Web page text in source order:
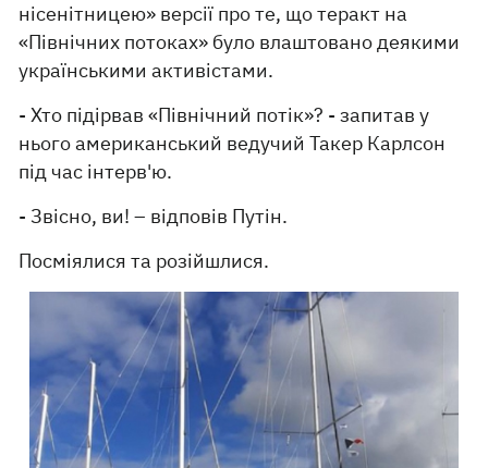
нісенітницею» версії про те, що теракт на
«Північних потоках» було влаштовано деякими
українськими активістами.
- Хто підірвав «Північний потік»? - запитав у
нього американський ведучий Такер Карлсон
під час інтерв'ю.
- Звісно, ​​ви! – відповів Путін.
Посміялися та розійшлися.